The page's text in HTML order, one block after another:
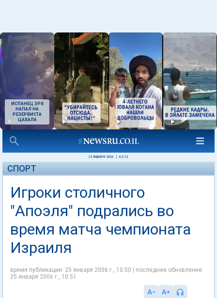
ИСПАНЕЦ ЗРЯ
НАПАЛ НА
РЕЗЕРВИСТА
ЦАХАЛА
25 ЯНВАРЯ 2006 02:12
СПОРТ
Игроки столичного
"Апоэля" подрались во
время матча чемпионата
Израиля
время публикации: 25 января 2006 г., 10:50 | последнее обновление:
25 января 2006 г., 10:51